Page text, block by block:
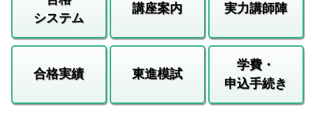
システム
講座案内 実力講師陣
合格実績 東進模試
学費・
申込手続き